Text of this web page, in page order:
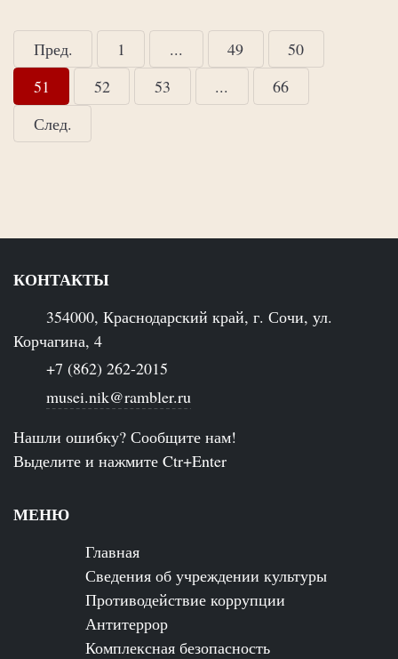
Пред. 1 ... 49
50
51
52 53 ...
66
След.
КОНТАКТЫ
354000, Краснодарский край, г. Сочи, ул.
Корчагина, 4
+7 (862) 262-2015
musei.nik@rambler.ru
Нашли ошибку? Сообщите нам!
Выделите и нажмите Ctr+Enter
МЕНЮ
Главная
Сведения об учреждении культуры
Противодействие коррупции
Антитеррор
Комплексная безопасность